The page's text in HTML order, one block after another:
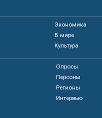
Экономика
В мире
Культура
Опросы
Персоны
Регионы
Интервью